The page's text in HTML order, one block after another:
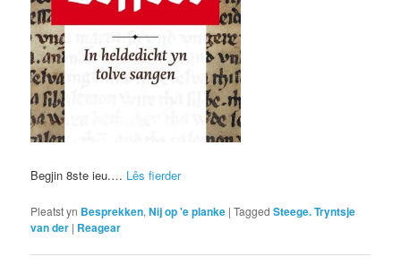
Begjin 8ste ieu.… Lês fierder
Pleatst yn Besprekken,Nij op 'e planke |Tagged Steege. Tryntsje
van der | Reagear